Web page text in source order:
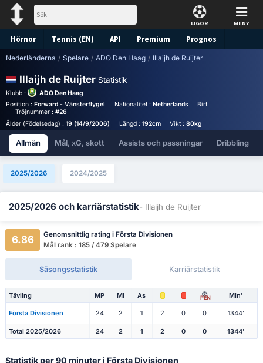
LIGOR MENY
Hörnor Tennis (EN) API Premium Prognos
Nederländerna / Spelare / ADO Den Haag / Illaijh de Ruijter
Illaijh de Ruijter Statistik
Klubb :
ADO Den Haag
Position : Forward - Vänsterflygel Nationalitet : Netherlands Birthplace :
Tröjnummer : #26
Ålder (Födelsedag) : 19 (14/9/2006) Längd : 192cm Vikt :80kg
Allmän Mål, xG, skott Assists och passningar Dribbling
2025/2026 2024/2025
2025/2026 och karriärstatistik- Illaijh de Ruijter
6.86
Genomsnittlig rating i Första Divisionen
Mål rank : 185 / 479 Spelare
Säsongsstatistik Karriärstatistik
Tävling MP Ml As PEN Min'
Första Divisionen 24 2 1 2 0 0 1344'
Total 2025/2026 24 2 1 2 0 0 1344'
Statistik per 90 minuter i Första Divisionen